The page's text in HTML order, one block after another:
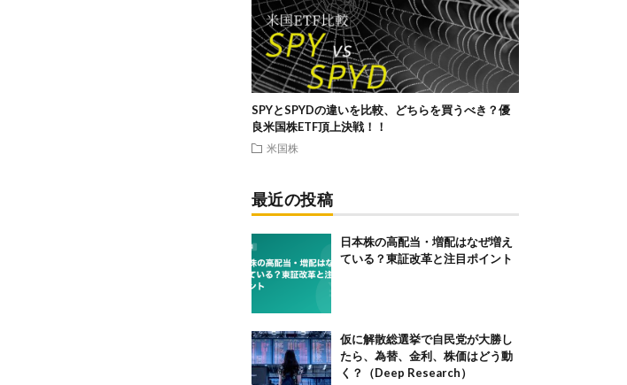
SPYとSPYDの違いを比較、どちらを買うべき？優
良米国株ETF頂上決戦！！
米国株
最近の投稿
日本株の高配当・増配はなぜ増え
ている？東証改革と注目ポイント
仮に解散総選挙で自民党が大勝し
たら、為替、金利、株価はどう動
く？（Deep Research）